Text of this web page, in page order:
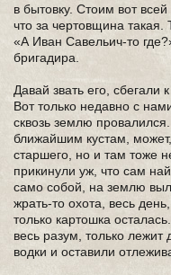
в бытовку. Стоим вот
что за чертовщина такая.
«А Иван Савельич-то
бригадира.
Давай звать его, сбегали
Вот только недавно с
сквозь землю
ближайшим кустам,
старшего, но и там тоже
прикинули уж, что сам
само собой, на землю
жрать-то охота, весь
только картошка
весь разум, только
водки и оставили